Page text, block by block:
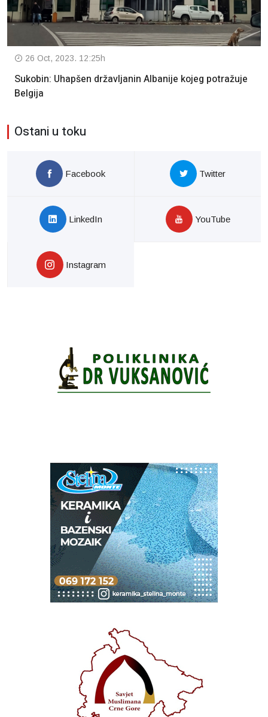
26 Oct, 2023. 12:25h
Sukobin: Uhapšen državljanin Albanije kojeg potražuje
Belgija
Ostani u toku
Facebook Twitter
LinkedIn YouTube
Instagram